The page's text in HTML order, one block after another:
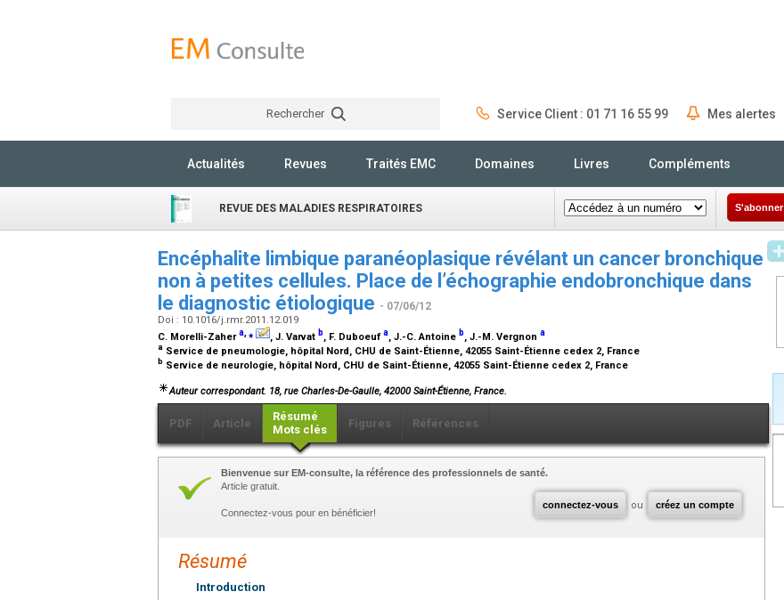
Rechercher Service Client : 01 71 16 55 99 Mes alertes
Actualités Revues Traités EMC Domaines Livres Compléments
REVUE DES MALADIES RESPIRATOIRES S'abonner
Encéphalite limbique paranéoplasique révélant un cancer bronchique
non à petites cellules. Place de l’échographie endobronchique dans
le diagnostic étiologique - 07/06/12
Doi : 10.1016/j.rmr.2011.12.019
C. Morelli-Zahera,⁎ , J. Varvat b, F. Duboeuf a, J.-C. Antoine b, J.-M. Vergnon a
a Service de pneumologie, hôpital Nord, CHU de Saint-Étienne, 42055 Saint-Étienne cedex 2, France
b Service de neurologie, hôpital Nord, CHU de Saint-Étienne, 42055 Saint-Étienne cedex 2, France
Auteur correspondant. 18, rue Charles-De-Gaulle, 42000 Saint-Étienne, France.
PDF Article
Résumé
Mots clés
Figures Références
connectez-vous ou créez un compte
Bienvenue sur EM-consulte, la référence des professionnels de santé.
Article gratuit.
Connectez-vous pour en bénéficier!
Résumé
Introduction